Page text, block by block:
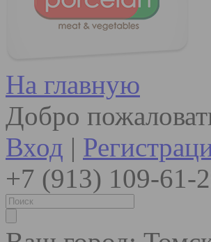
На главную
Добро
Вход |
+7 (913) 109-61-